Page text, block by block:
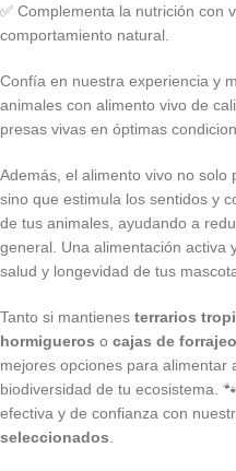
✅ Complementa la nutrición con
comportamiento natural.
Confía en nuestra experiencia y
animales con alimento vivo de
presas vivas en óptimas
Además, el alimento vivo no solo
sino que estimula los sentidos y
de tus animales, ayudando a
general. Una alimentación activa
salud y longevidad de tus
Tanto si mantienes terrarios
hormigueros o cajas de forrajeo
mejores opciones para alimentar
biodiversidad de tu ecosistema.
efectiva y de confianza con
seleccionados